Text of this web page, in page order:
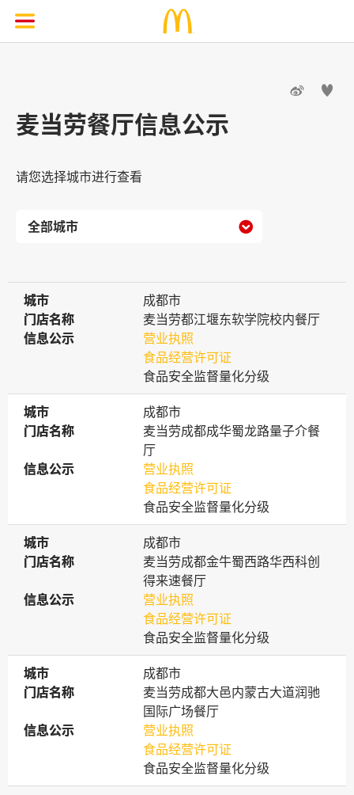
 
麦当劳餐厅信息公示
请您选择城市进行查看

城市
城市
成都市
门店名称
门店名称
麦当劳都江堰东软学院校内餐厅
信息公示
信息公示
营业执照
食品经营许可证
食品安全监督量化分级
城市
城市
成都市
门店名称
门店名称
麦当劳成都成华蜀龙路量子介餐
厅
信息公示
信息公示
营业执照
食品经营许可证
食品安全监督量化分级
城市
城市
成都市
门店名称
门店名称
麦当劳成都金牛蜀西路华西科创
得来速餐厅
信息公示
信息公示
营业执照
食品经营许可证
食品安全监督量化分级
城市
城市
成都市
门店名称
门店名称
麦当劳成都大邑内蒙古大道润驰
国际广场餐厅
信息公示
信息公示
营业执照
食品经营许可证
食品安全监督量化分级